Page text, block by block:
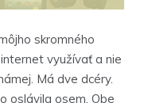
skromného
využívať a nie
Má dve dcéry.
oslávila osem. Obe